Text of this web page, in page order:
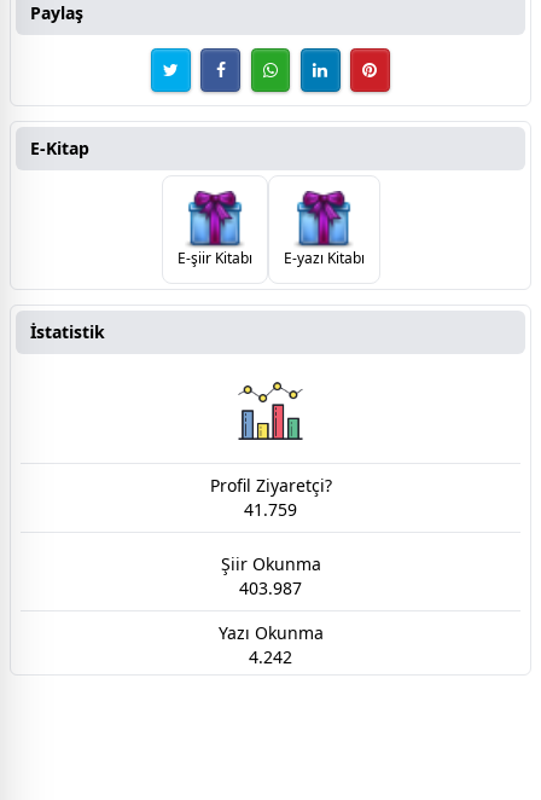
Paylaş
E-Kitap
E-şiir Kitabı E-yazı Kitabı
İstatistik
Profil Ziyaretçi?
41.759
Şiir Okunma
403.987
Yazı Okunma
4.242